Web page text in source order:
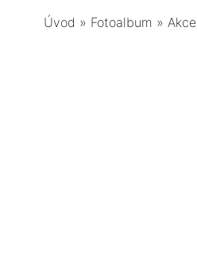
Úvod » Fotoalbum » Akce